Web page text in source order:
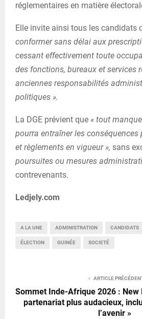
réglementaires en matière
Elle invite ainsi tous les candidats
conformer sans délai aux
cessant effectivement toute
des fonctions, bureaux et services
anciennes responsabilités
politiques ».
La DGE prévient que « tout
pourra entraîner les conséquences
et règlements en vigueur », sans
poursuites ou mesures
contrevenants.
Ledjely.com
A LA UNE ADMINISTRATION CANDIDATS
ÉLECTION GUINÉE SOCIETÉ
ARTICLE
Sommet Inde-Afrique 2026 : New
partenariat plus audacieux,
l’avenir »